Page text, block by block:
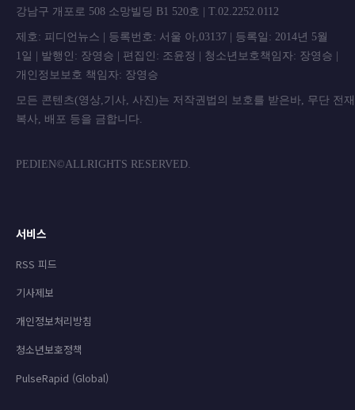
강남구 개포로 508 소망빌딩 B1 520호 | T.02.2252.0112
제호: 피디언뉴스 | 등록번호: 서울 아,03137 | 등록일: 2014년 5월
1일 | 발행인: 장영승 | 편집인: 조윤정 | 청소년보호책임자: 장영승 |
개인정보보호 책임자: 장영승
모든 콘텐츠(영상,기사, 사진)는 저작권법의 보호를 받은바, 무단 전
복사, 배포 등을 금합니
PEDIEN©ALLRIGHTS RESERVED.
서비스
RSS 피드
기사제보
개인정보처리방침
청소년보호정책
PulseRapid (Global)